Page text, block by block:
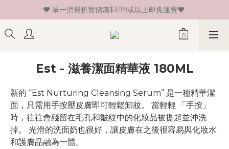
♥ 新會員登記即送HK$30 現金卷♥
♥ 單一消費折實價滿$399或以上即免運費♥
♥ 新會員登記即送HK$30 現金卷♥
Est - 滋養潔面精華液 180ML
新的 “Est Nurturing Cleansing Serum” 是一種精華潔
面，只需用手按壓皮膚即可輕鬆卸妝。 當輕輕 「手按」
時，往往會殘留在毛孔和皺紋中的化妝品被提起並沖洗
掉。 光滑的洗面奶也很好，讓皮膚在之後很容易與化妝水
和護膚品融為一體。